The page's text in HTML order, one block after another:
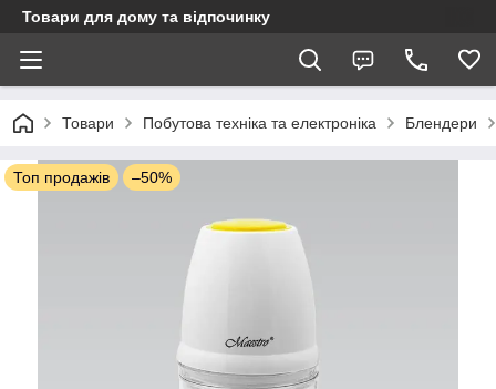
Товари для дому та відпочинку
Товари Побутова техніка та електроніка Блендери
Топ продажів –50%